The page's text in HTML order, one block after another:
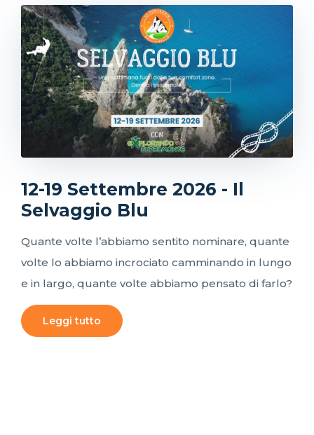
12-19 Settembre 2026 - Il
Selvaggio Blu
Quante volte l’abbiamo sentito nominare, quante
volte lo abbiamo incrociato camminando in lungo
e in largo, quante volte abbiamo pensato di farlo?
Leggi tutto